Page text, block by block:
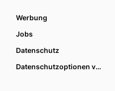
Werbung
Jobs
Datenschutz
Datenschutzoptionen verwalten